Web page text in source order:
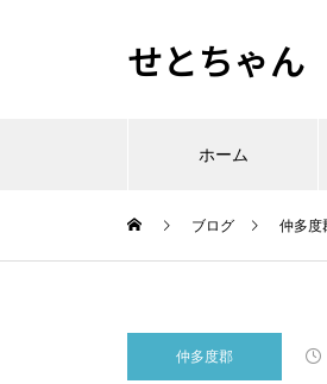
せとちゃん
ホーム
ブログ 仲多度
仲多度郡